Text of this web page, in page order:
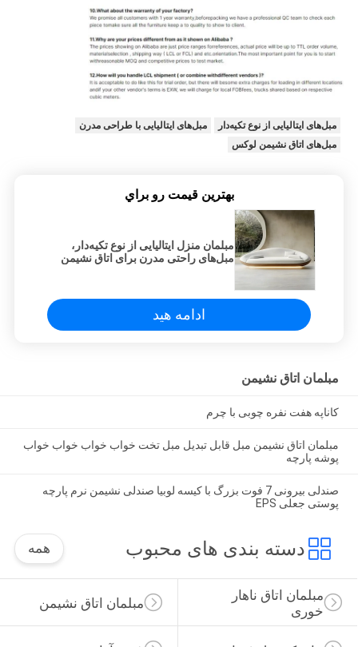
مبل‌های ایتالیایی از نوع تکیه‌دار
مبل‌های ایتالیایی با طراحی مدرن
مبل‌های اتاق نشیمن لوکس
بهترين قيمت رو براي
مبلمان منزل ایتالیایی از نوع تکیه‌دار،
مبل‌های راحتی مدرن برای اتاق نشیمن
ادامه هید
مبلمان اتاق نشیمن
کاناپه هفت نفره چوبی با چرم
مبلمان اتاق نشیمن مبل قابل تبدیل مبل تخت خواب خواب خواب خواب
پوشه پارچه
صندلی بیرونی 7 فوت بزرگ با کیسه لوبیا صندلی نشیمن نرم پارچه
پوستی جعلی EPS
دسته بندی های محبوب همه
مبلمان اتاق نشیمن
مبلمان اتاق ناهار
خوری